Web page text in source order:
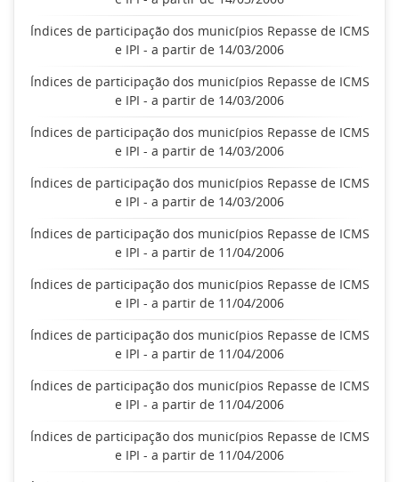
Índices de participação dos municípios Repasse de ICMS
e IPI - a partir de 14/03/2006
Índices de participação dos municípios Repasse de ICMS
e IPI - a partir de 14/03/2006
Índices de participação dos municípios Repasse de ICMS
e IPI - a partir de 14/03/2006
Índices de participação dos municípios Repasse de ICMS
e IPI - a partir de 14/03/2006
Índices de participação dos municípios Repasse de ICMS
e IPI - a partir de 11/04/2006
Índices de participação dos municípios Repasse de ICMS
e IPI - a partir de 11/04/2006
Índices de participação dos municípios Repasse de ICMS
e IPI - a partir de 11/04/2006
Índices de participação dos municípios Repasse de ICMS
e IPI - a partir de 11/04/2006
Índices de participação dos municípios Repasse de ICMS
e IPI - a partir de 11/04/2006